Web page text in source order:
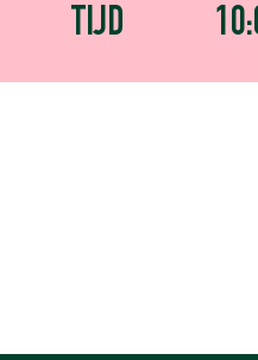
TIJD